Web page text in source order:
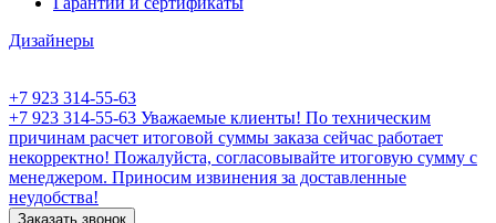
Дизайнеры
+7 923 314-55-63
+7 923 314-55-63 Уважаемые клиенты! По техническим
причинам расчет итоговой суммы заказа сейчас работает
некорректно! Пожалуйста, согласовывайте итоговую сумму с
менеджером. Приносим извинения за доставленные
неудобства!
Заказать звонок